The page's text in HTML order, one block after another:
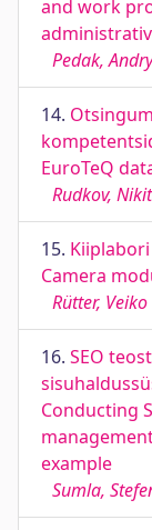
and work
Pedak,
14.
EuroTeQ
Rudkov,
15.
Camera
Rütter, Veiko
16. SEO
Conducting
example
Sumla,